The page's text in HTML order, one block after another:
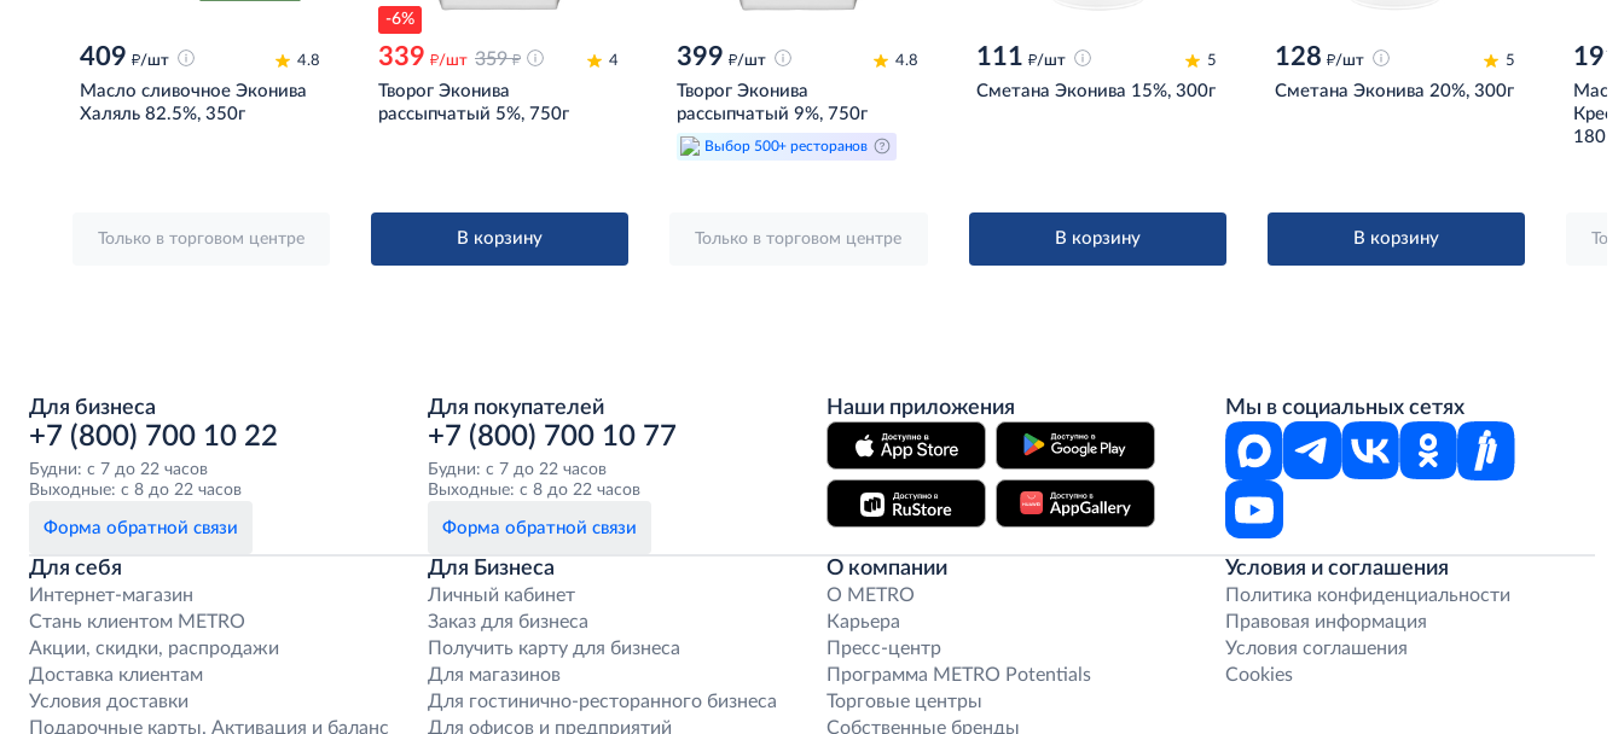
409 д/шт 4.8
Масло сливочное Эконива
Халяль 82.5%, 350г
Только в торговом центре
-6%
339 д/шт 359 д 4
Творог Эконива
рассыпчатый 5%, 750г
В корзину
399 д/шт 4.8
Творог Эконива
рассыпчатый 9%, 750г
Выбор 500+ ресторанов
Только в торговом центре
111 д/шт 5
Сметана Эконива 15%, 300г
В корзину
128 д/шт 5
Сметана Эконива 20%, 300г
В корзину
191
180г
Для бизнеса
+7 (800) 700 10 22
Будни: с 7 до 22 часов
Выходные: с 8 до 22 часов
Форма обратной связи
Для покупателей
+7 (800) 700 10 77
Будни: с 7 до 22 часов
Выходные: с 8 до 22 часов
Форма обратной связи
Наши приложения Мы в социальных сетях
Для себя
Интернет-магазин
Стань клиентом METRO
Акции, скидки, распродажи
Доставка клиентам
Условия доставки
Подарочные карты. Активация и баланс
Для Бизнеса
Личный кабинет
Заказ для бизнеса
Получить карту для бизнеса
Для магазинов
Для гостинично-ресторанного бизнеса
Для офисов и предприятий
О компании
O METRO
Карьера
Пресс-центр
Программа METRO Potentials
Торговые центры
Собственные бренды
Условия и соглашения
Политика конфиденциальности
Правовая информация
Условия соглашения
Cookies